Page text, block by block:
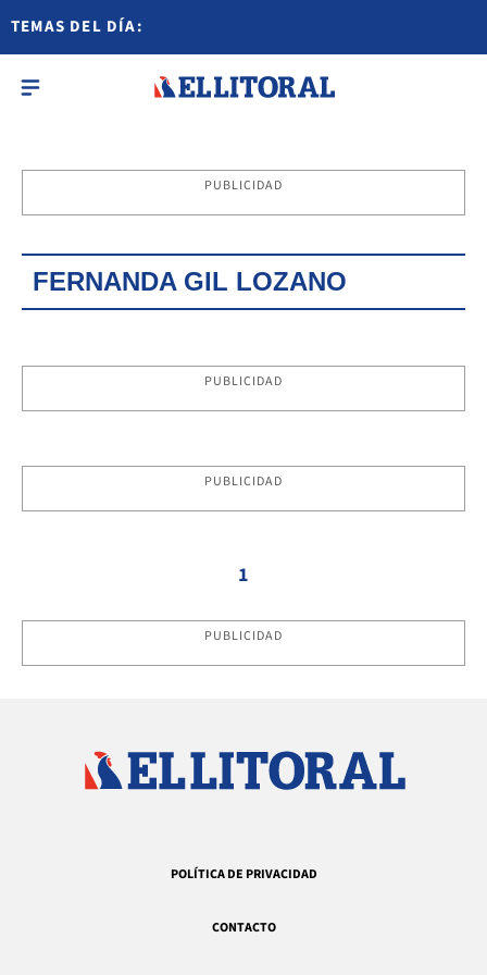
TEMAS DEL DÍA:
PUBLICIDAD
FERNANDA GIL LOZANO
PUBLICIDAD
PUBLICIDAD
1
PUBLICIDAD
POLÍTICA DE PRIVACIDAD
CONTACTO